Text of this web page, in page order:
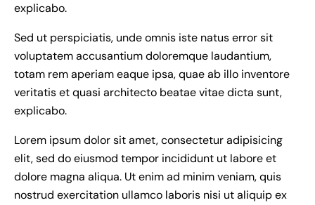
explicabo.
Sed ut perspiciatis, unde omnis iste natus error sit
voluptatem accusantium doloremque laudantium,
totam rem aperiam eaque ipsa, quae ab illo inventore
veritatis et quasi architecto beatae vitae dicta sunt,
explicabo.
Lorem ipsum dolor sit amet, consectetur adipisicing
elit, sed do eiusmod tempor incididunt ut labore et
dolore magna aliqua. Ut enim ad minim veniam, quis
nostrud exercitation ullamco laboris nisi ut aliquip ex